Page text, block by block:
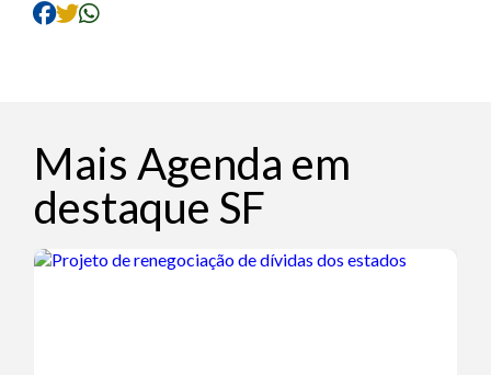
Mais Agenda em
destaque SF